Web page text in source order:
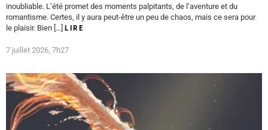
inoubliable. L’été promet des moments palpitants, de l’aventure et du
romantisme. Certes, il y aura peut-être un peu de chaos, mais ce sera pour
le plaisir. Bien […] LIRE
7 juillet 2026, 7h27